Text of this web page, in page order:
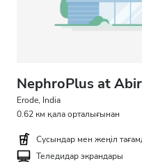
NephroPlus at
Erode, India
0.62 км қала орталығынан
Сусындар мен жеңіл
Теледидар экрандары